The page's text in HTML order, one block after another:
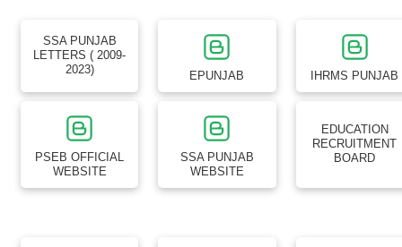
SSA PUNJAB
LETTERS ( 2009-
2023)
EPUNJAB IHRMS PUNJAB
PSEB OFFICIAL
WEBSITE
SSA PUNJAB
WEBSITE
EDUCATION
RECRUITMENT
BOARD